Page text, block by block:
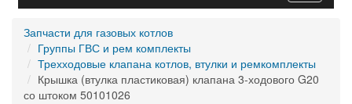
Запчасти для газовых котлов
Группы ГВС и рем комплекты
Трехходовые клапана котлов, втулки и ремкомплекты
Крышка (втулка пластиковая) клапана 3-ходового G20
со штоком 50101026